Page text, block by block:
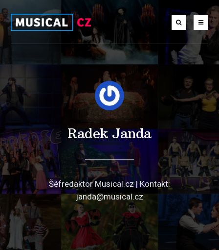
Radek Janda
Šéfredaktor Musical.cz | Kontakt:
janda@musical.cz